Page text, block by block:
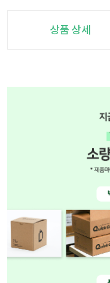
상품 상세